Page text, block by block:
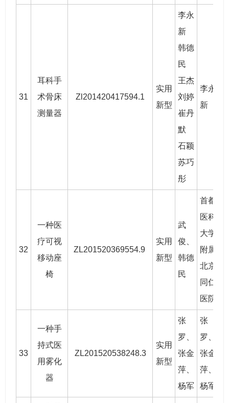
31
耳科手
术骨床
测量器
Zl201420417594.1
实用
新型
李永
新
韩德
民
王杰
刘婷
崔丹
默
石颖
苏巧
彤
李永
新
32
一种医
疗可视
移动座
椅
ZL201520369554.9
实用
新型
武
俊、
韩德
民
首都
医科
大学
附属
北京
同仁
医院
33
一种手
持式医
用雾化
器
ZL201520538248.3
实用
新型
张
罗
张金
萍、
杨军
张
罗
张金
萍、
杨军